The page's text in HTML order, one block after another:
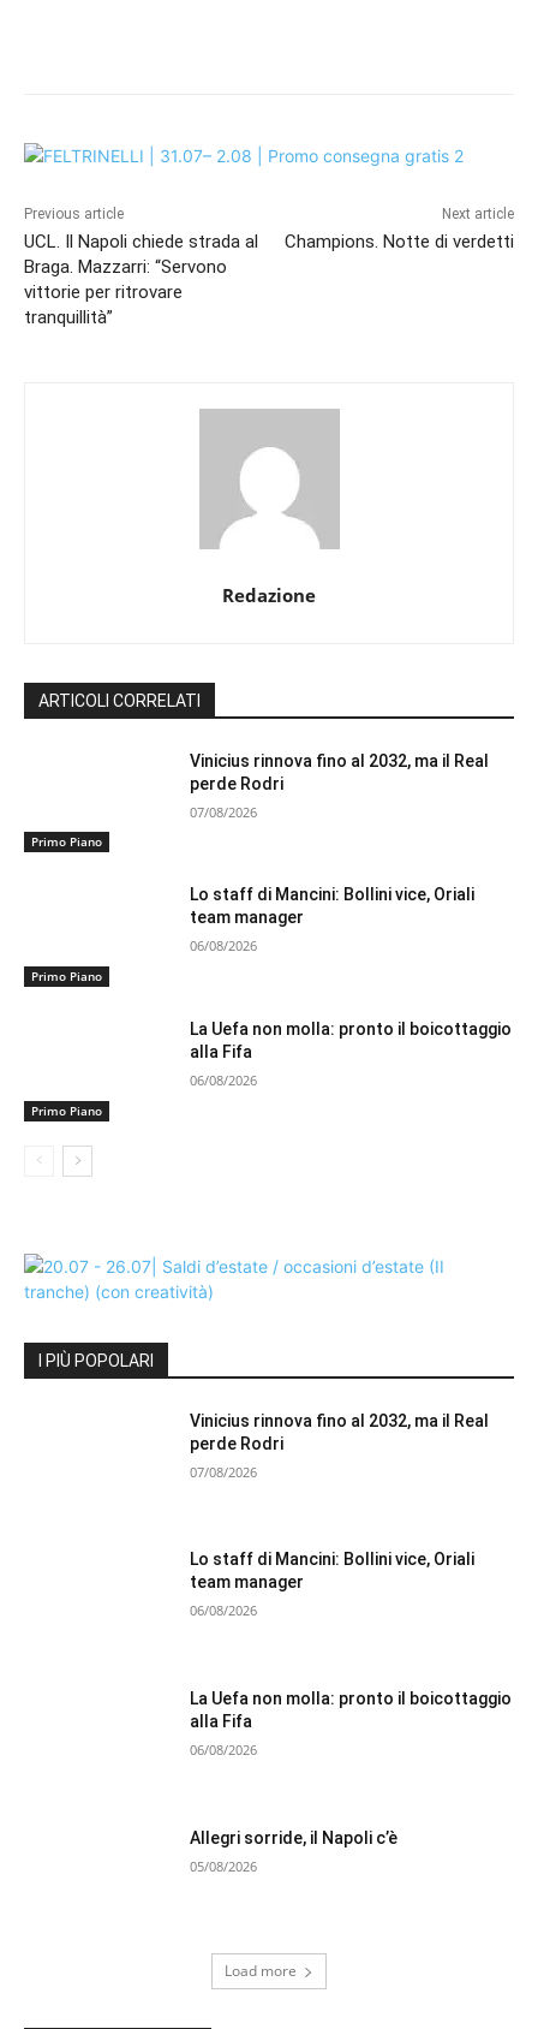
Previous article
UCL. Il Napoli chiede strada al
Braga. Mazzarri: “Servono
vittorie per ritrovare
tranquillità”
Next article
Champions. Notte di verdetti
Redazione
ARTICOLI CORRELATI
Primo Piano
Vinicius rinnova fino al 2032, ma il Real
perde Rodri
07/08/2026
Primo Piano
Lo staff di Mancini: Bollini vice, Oriali
team manager
06/08/2026
Primo Piano
La Uefa non molla: pronto il boicottaggio
alla Fifa
06/08/2026
I PIÙ POPOLARI
Vinicius rinnova fino al 2032, ma il Real
perde Rodri
07/08/2026
Lo staff di Mancini: Bollini vice, Oriali
team manager
06/08/2026
La Uefa non molla: pronto il boicottaggio
alla Fifa
06/08/2026
Allegri sorride, il Napoli c’è
05/08/2026
Load more